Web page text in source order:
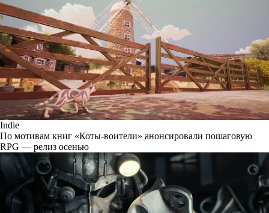
Indie
По мотивам книг «Коты-воители» анонсировали пошаговую
RPG — релиз осенью